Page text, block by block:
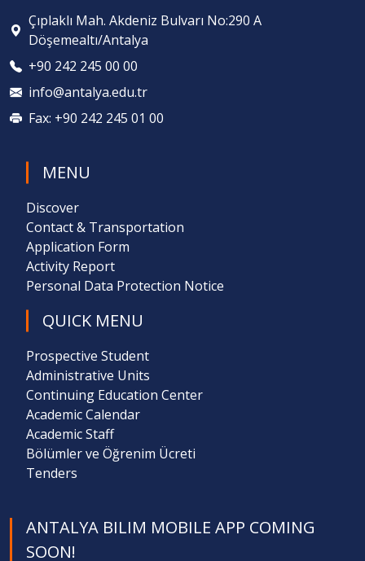
Çıplaklı Mah. Akdeniz Bulvarı No:290 A
Döşemealtı/Antalya
+90 242 245 00 00
info@antalya.edu.tr
Fax: +90 242 245 01 00
MENU
Discover
Contact & Transportation
Application Form
Activity Report
Personal Data Protection Notice
QUICK MENU
Prospective Student
Administrative Units
Continuing Education Center
Academic Calendar
Academic Staff
Bölümler ve Öğrenim Ücreti
Tenders
ANTALYA BILIM MOBILE APP COMING
SOON!